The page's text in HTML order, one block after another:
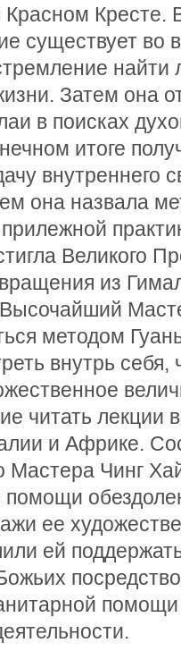
Кресте.
существует во
найти
Затем она
в поисках
итоге
внутреннего
она назвала
Великого
из
Высочайший
методом
внутрь себя,
читать лекции
и Африке.
Мастера Чинг
помощи
ее
ей